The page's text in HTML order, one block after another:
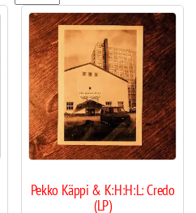
Pekko Käppi & K:H:H:L: Credo
(LP)